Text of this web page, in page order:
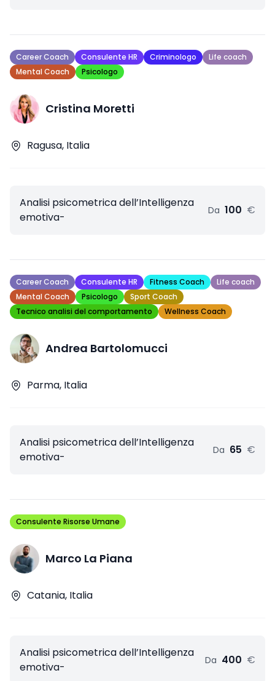
Career Coach Consulente HR Criminologo
Life coach
Mental Coach
Psicologo
Cristina Moretti
Ragusa, Italia
Analisi psicometrica dell’Intelligenza
emotiva-
Da 100 €
Career Coach Consulente HR Fitness Coach
Life coach
Mental Coach
Psicologo
Sport Coach
Tecnico analisi del comportamento
Wellness Coach
Andrea Bartolomucci
Parma, Italia
Analisi psicometrica dell’Intelligenza
emotiva-
Da 65 €
Consulente Risorse Umane
Marco La Piana
Catania, Italia
Analisi psicometrica dell’Intelligenza
emotiva-
Da 400 €